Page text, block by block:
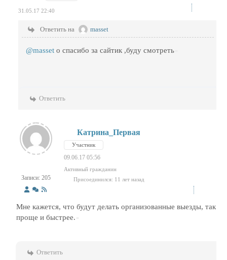
31.05.17 22:40
Ответить на masset
@masset о спасибо за сайтик ,буду смотреть
Ответить
Записи: 205
Катрина_Первая
Участник
09.06.17 05:56
Активный гражданин
Присоединился: 11 лет назад
Мне кажется, что будут делать организованные выезды, так
проще и быстрее.
Ответить